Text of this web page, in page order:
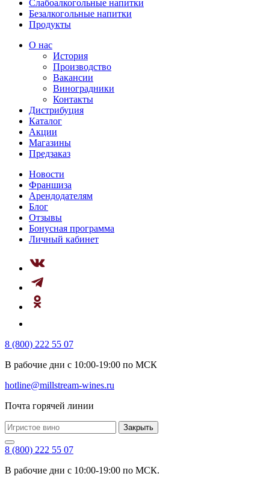
Слабоалкогольные напитки
Безалкогольные напитки
Продукты
О нас
История
Производство
Вакансии
Виноградники
Контакты
Дистрибуция
Каталог
Акции
Магазины
Предзаказ
Новости
Франшиза
Арендодателям
Блог
Отзывы
Бонусная программа
Личный кабинет
8 (800) 222 55 07
В рабочие дни с 10:00-19:00 по МСК
hotline@millstream-wines.ru
Почта горячей линии
Закрыть
8 (800) 222 55 07
В рабочие дни с 10:00-19:00 по МСК.